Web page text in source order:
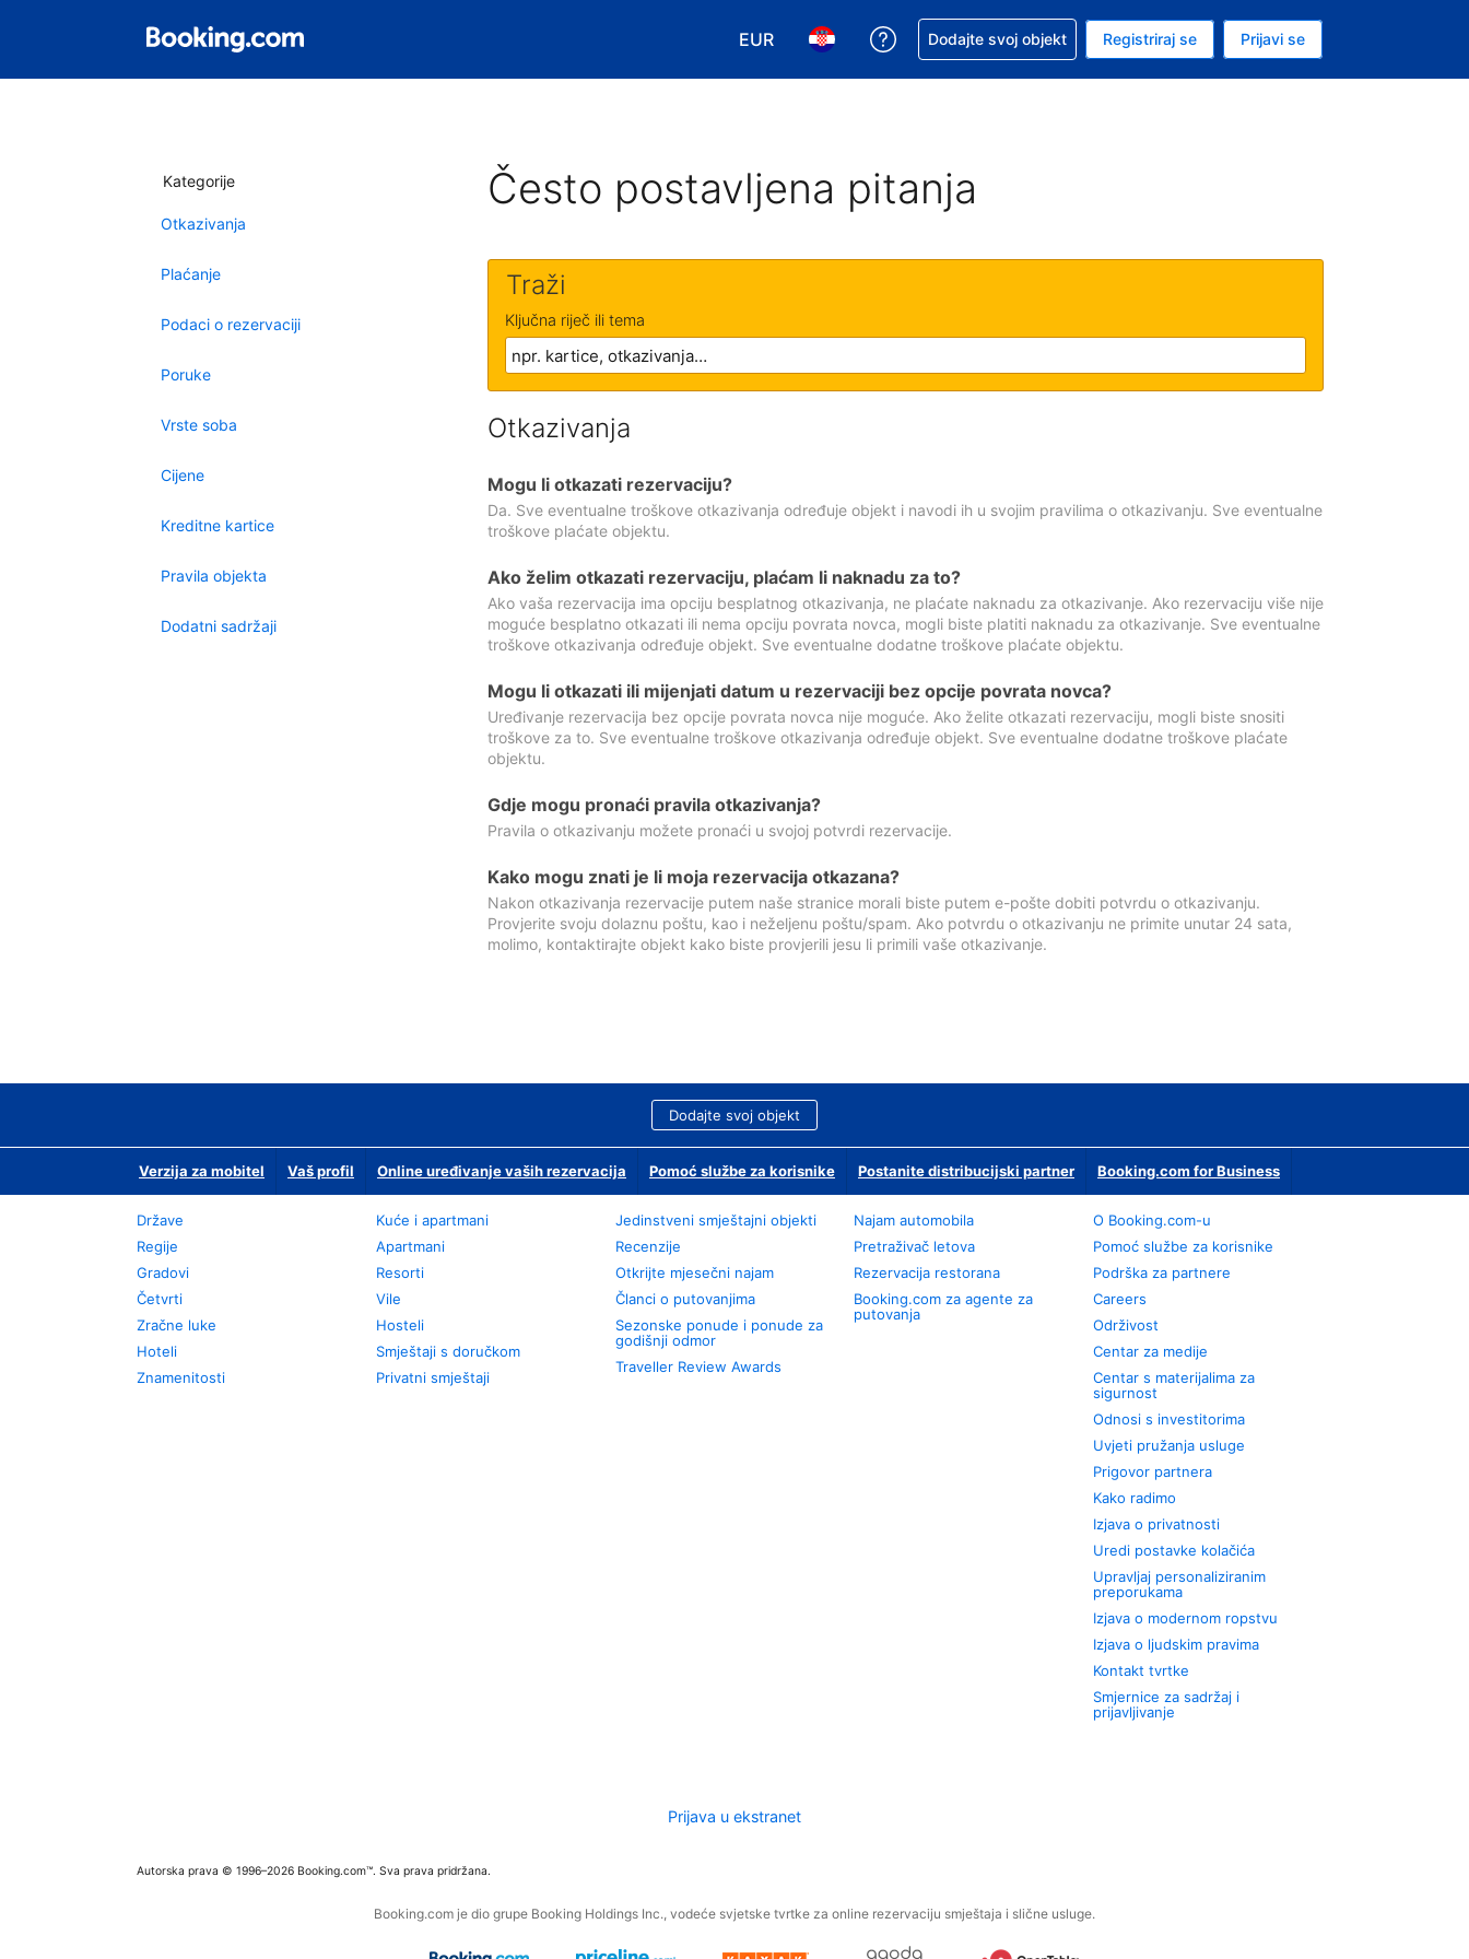
EUR
Odaberite valutu. Vaša je trenutačna valuta EUR
Odaberite svoj jezik. Vaš je trenutačni jezik Hrvatskom
Zatražite pomoć sa svojom rezervacijom
Dodajte svoj objekt Registriraj se Prijavi se
Kategorije
Otkazivanja
Plaćanje
Podaci o rezervaciji
Poruke
Vrste soba
Cijene
Kreditne kartice
Pravila objekta
Dodatni sadržaji
Često postavljena pitanja
Traži
Ključna riječ ili tema
Otkazivanja
Mogu li otkazati rezervaciju?
Da. Sve eventualne troškove otkazivanja određuje objekt i navodi ih u svojim pravilima o otkazivanju. Sve eventualne
troškove plaćate objektu.
Ako želim otkazati rezervaciju, plaćam li naknadu za to?
Ako vaša rezervacija ima opciju besplatnog otkazivanja, ne plaćate naknadu za otkazivanje. Ako rezervaciju više nije
moguće besplatno otkazati ili nema opciju povrata novca, mogli biste platiti naknadu za otkazivanje. Sve eventualne
troškove otkazivanja određuje objekt. Sve eventualne dodatne troškove plaćate objektu.
Mogu li otkazati ili mijenjati datum u rezervaciji bez opcije povrata novca?
Uređivanje rezervacija bez opcije povrata novca nije moguće. Ako želite otkazati rezervaciju, mogli biste snositi
troškove za to. Sve eventualne troškove otkazivanja određuje objekt. Sve eventualne dodatne troškove plaćate
objektu.
Gdje mogu pronaći pravila otkazivanja?
Pravila o otkazivanju možete pronaći u svojoj potvrdi rezervacije.
Kako mogu znati je li moja rezervacija otkazana?
Nakon otkazivanja rezervacije putem naše stranice morali biste putem e-pošte dobiti potvrdu o otkazivanju.
Provjerite svoju dolaznu poštu, kao i neželjenu poštu/spam. Ako potvrdu o otkazivanju ne primite unutar 24 sata,
molimo, kontaktirajte objekt kako biste provjerili jesu li primili vaše otkazivanje.
Dodajte svoj objekt
Verzija za mobitel Vaš profil Online uređivanje vaših rezervacija Pomoć službe za korisnike Postanite distribucijski partner Booking.com for Business
Države
Regije
Gradovi
Četvrti
Zračne luke
Hoteli
Znamenitosti
Kuće i apartmani
Apartmani
Resorti
Vile
Hosteli
Smještaji s doručkom
Privatni smještaji
Jedinstveni smještajni objekti
Recenzije
Otkrijte mjesečni najam
Članci o putovanjima
Sezonske ponude i ponude za
godišnji odmor
Traveller Review Awards
Najam automobila
Pretraživač letova
Rezervacija restorana
Booking.com za agente za
putovanja
O Booking.com-u
Pomoć službe za korisnike
Podrška za partnere
Careers
Održivost
Centar za medije
Centar s materijalima za
sigurnost
Odnosi s investitorima
Uvjeti pružanja usluge
Prigovor partnera
Kako radimo
Izjava o privatnosti
Uredi postavke kolačića
Upravljaj personaliziranim
preporukama
Izjava o modernom ropstvu
Izjava o ljudskim pravima
Kontakt tvrtke
Smjernice za sadržaj i
prijavljivanje
Prijava u ekstranet
Autorska prava © 1996–2026 Booking.com™. Sva prava pridržana.
Booking.com je dio grupe Booking Holdings Inc., vodeće svjetske tvrtke za online rezervaciju smještaja i slične usluge.